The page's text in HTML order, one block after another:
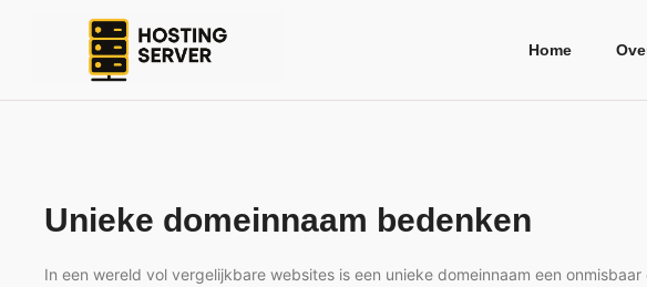
Home
Unieke domeinnaam bedenken
In een wereld vol vergelijkbare websites is een unieke domeinnaam een